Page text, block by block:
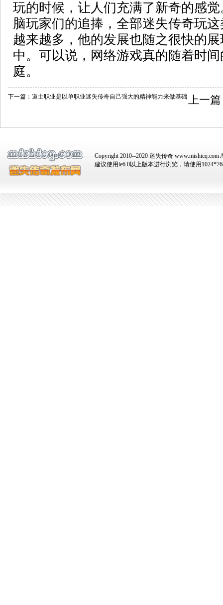
玩的时候，让人们充满了新奇的感
脑玩家们的追捧，全部迷失传奇玩
越来越多，他的发展也随之很快的
中。可以说，网络游戏真的随着时
庭。
下一篇： 道士职业是以单职业迷失传奇自己强大的精神能力来做基础 上一
Copyright 2010--2020 迷失传奇 www.mishicq.com
建议使用ie6.0以上版本进行浏览，请使用